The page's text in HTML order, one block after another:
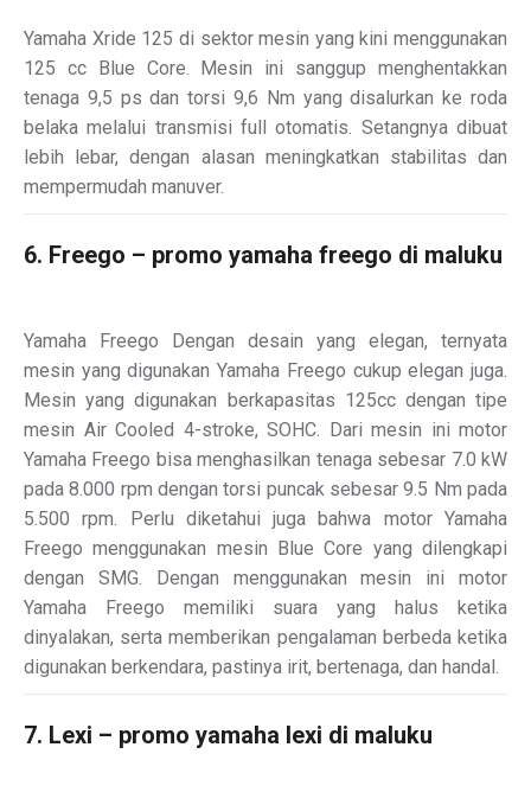
Yamaha Xride 125 di sektor mesin yang kini menggunakan
125 cc Blue Core. Mesin ini sanggup menghentakkan
tenaga 9,5 ps dan torsi 9,6 Nm yang disalurkan ke roda
belaka melalui transmisi full otomatis. Setangnya dibuat
lebih lebar, dengan alasan meningkatkan stabilitas dan
mempermudah manuver.
6. Freego – promo yamaha freego di maluku
Yamaha Freego Dengan desain yang elegan, ternyata
mesin yang digunakan Yamaha Freego cukup elegan juga.
Mesin yang digunakan berkapasitas 125cc dengan tipe
mesin Air Cooled 4-stroke, SOHC. Dari mesin ini motor
Yamaha Freego bisa menghasilkan tenaga sebesar 7.0 kW
pada 8.000 rpm dengan torsi puncak sebesar 9.5 Nm pada
5.500 rpm. Perlu diketahui juga bahwa motor Yamaha
Freego menggunakan mesin Blue Core yang dilengkapi
dengan SMG. Dengan menggunakan mesin ini motor
Yamaha Freego memiliki suara yang halus ketika
dinyalakan, serta memberikan pengalaman berbeda ketika
digunakan berkendara, pastinya irit, bertenaga, dan handal.
7. Lexi – promo yamaha lexi di maluku